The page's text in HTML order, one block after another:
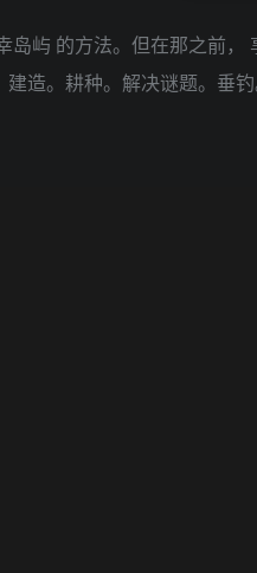
屿 的方法。但在那之前，
造。耕种。解决谜题。垂